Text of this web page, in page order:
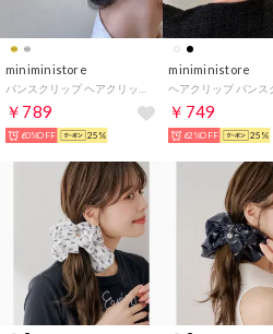
miniministore
￥789
60%OFF 25%
miniministore
￥749
62%OFF 25%